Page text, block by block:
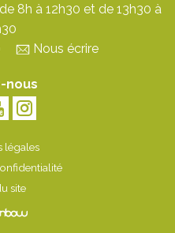
8h à 12h30 et de 13h30 à
Nous écrire
nous
légales
site